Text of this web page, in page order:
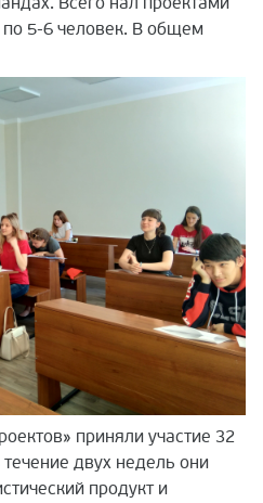
5-6 человек. В общем
приняли участие 32
двух недель они
продукт и